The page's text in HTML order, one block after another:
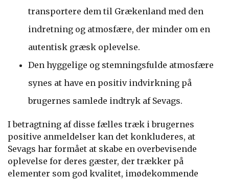
transportere dem til Grækenland med den
indretning og atmosfære, der minder om en
autentisk græsk oplevelse.
Den hyggelige og stemningsfulde atmosfære
synes at have en positiv indvirkning på
brugernes samlede indtryk af Sevags.
I betragtning af disse fælles træk i brugernes
positive anmeldelser kan det konkluderes, at
Sevags har formået at skabe en overbevisende
oplevelse for deres gæster, der trækker på
elementer som god kvalitet, imødekommende